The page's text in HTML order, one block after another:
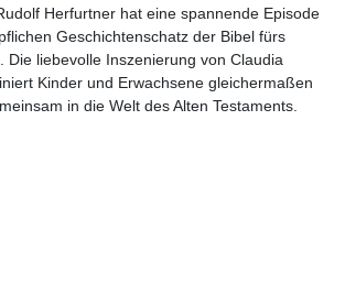
Herfurtner hat eine spannende Episode
Geschichtenschatz der Bibel fürs
Die liebevolle Inszenierung von Claudia
Kinder und Erwachsene gleichermaßen
in die Welt des Alten Testaments.